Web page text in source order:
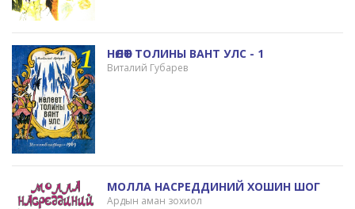
НӨЛӨӨТ ТОЛИНЫ ВАНТ УЛС - 1
Виталий Губарев
МОЛЛА НАСРЕДДИНИЙ ХОШИН ШОГ
Ардын аман зохиол